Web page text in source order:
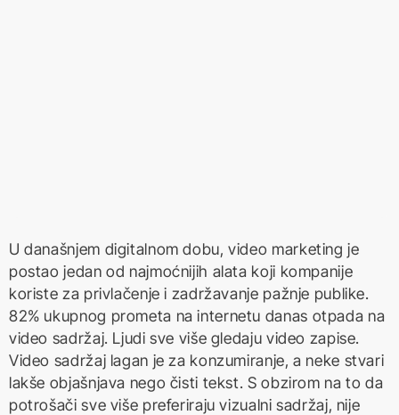
U današnjem digitalnom dobu, video marketing je
postao jedan od najmoćnijih alata koji kompanije
koriste za privlačenje i zadržavanje pažnje publike.
82% ukupnog prometa na internetu danas otpada na
video sadržaj. Ljudi sve više gledaju video zapise.
Video sadržaj lagan je za konzumiranje, a neke stvari
lakše objašnjava nego čisti tekst. S obzirom na to da
potrošači sve više preferiraju vizualni sadržaj, nije